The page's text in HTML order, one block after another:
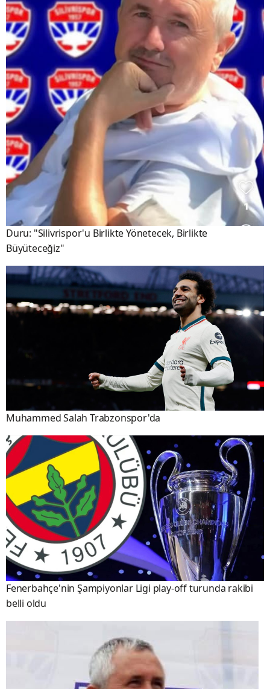
Duru: "Silivrispor'u Birlikte Yönetecek, Birlikte
Büyüteceğiz"
Muhammed Salah Trabzonspor'da
Fenerbahçe'nin Şampiyonlar Ligi play-off turunda rakibi
belli oldu